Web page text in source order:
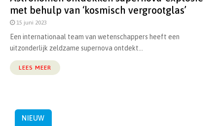
met behulp van ‘kosmisch vergrootglas’
15 juni 2023
Een internationaal team van wetenschappers heeft een
uitzonderlijk zeldzame supernova ontdekt...
LEES MEER
NIEUW